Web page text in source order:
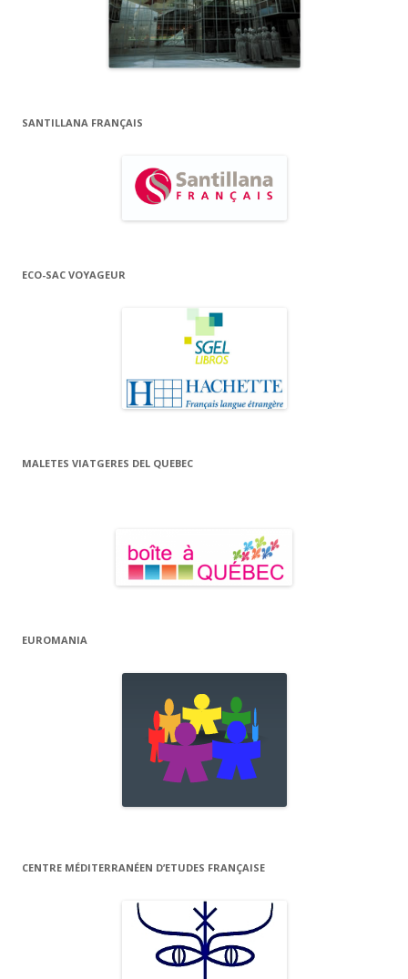
SANTILLANA FRANÇAIS
ECO-SAC VOYAGEUR
MALETES VIATGERES DEL QUEBEC
EUROMANIA
CENTRE MÉDITERRANÉEN D’ETUDES FRANÇAISE